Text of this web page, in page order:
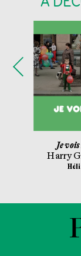
Je
Harry